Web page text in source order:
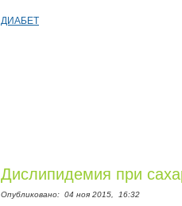
Дислипидемия при
Опубликовано: 04 ноя 2015, 16:32